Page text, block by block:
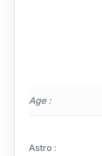
Age :
Astro :